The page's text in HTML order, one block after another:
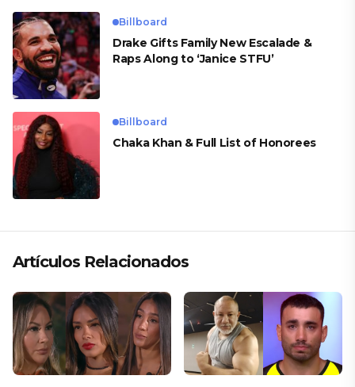
Billboard
Drake Gifts Family New Escalade &
Raps Along to ‘Janice STFU’
Billboard
Chaka Khan & Full List of Honorees
Artículos Relacionados